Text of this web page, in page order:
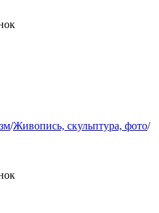
/Живопись, скульптура, фото/